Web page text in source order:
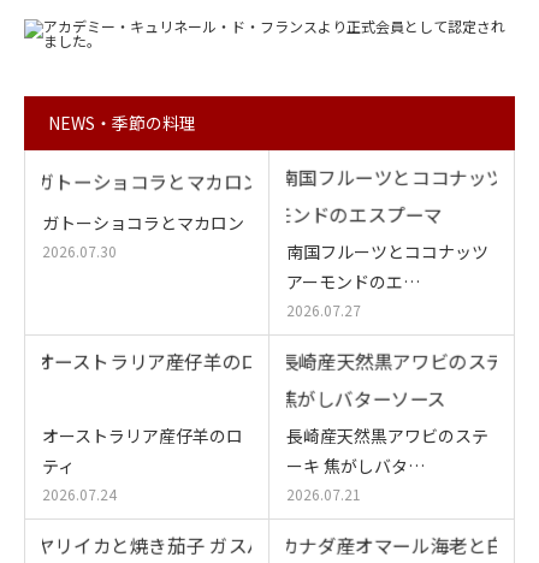
NEWS・季節の料理
ガトーショコラとマカロン
2026.07.30
南国フルーツとココナッツ
アーモンドのエ…
2026.07.27
オーストラリア産仔羊のロ
ティ
2026.07.24
長崎産天然黒アワビのステ
ーキ 焦がしバタ…
2026.07.21